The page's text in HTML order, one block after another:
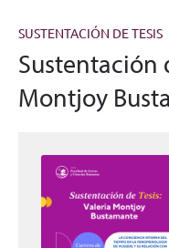
SUSTENTACIÓN DE TESIS
Sustentación
Montjoy